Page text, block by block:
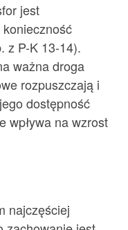
jest
z P-K 13-14).
ważna droga
rozpuszczają i
dostępność
wpływa na wzrost
najczęściej